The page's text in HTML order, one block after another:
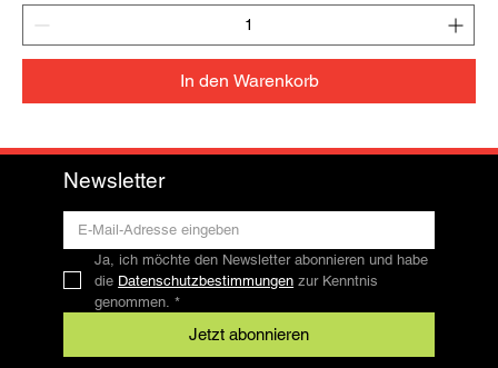
In den Warenkorb
Newsletter
Ja, ich möchte den Newsletter abonnieren und habe
die Datenschutzbestimmungen zur Kenntnis
genommen. *
Jetzt abonnieren